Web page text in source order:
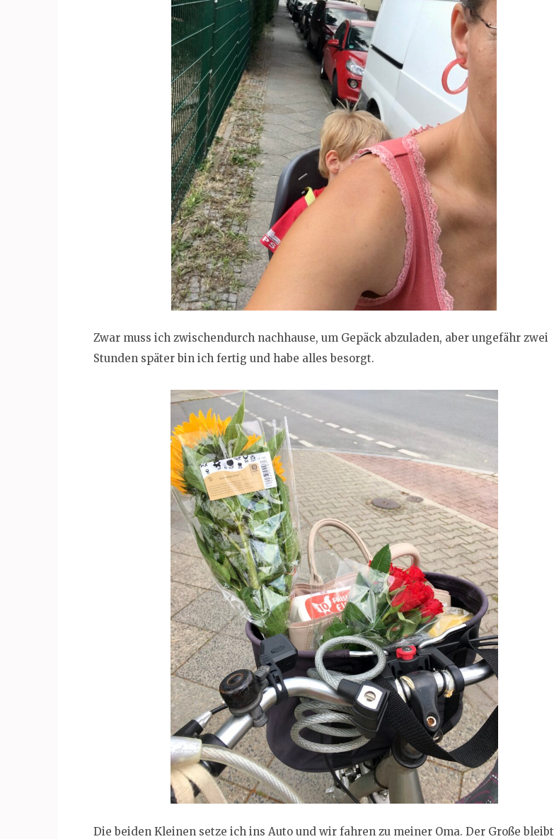
Zwar muss ich zwischendurch nachhause, um Gepäck abzuladen, aber ungefähr zwei
Stunden später bin ich fertig und habe alles besorgt.
Die beiden Kleinen setze ich ins Auto und wir fahren zu meiner Oma. Der Große bleibt